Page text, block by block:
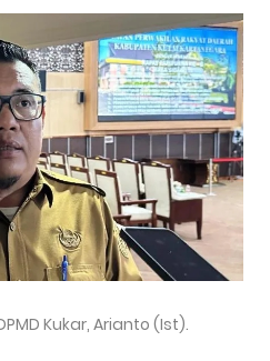
Kukar, Arianto (Ist).